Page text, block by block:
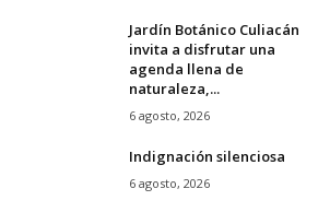
Jardín Botánico Culiacán
invita a disfrutar una
agenda llena de
naturaleza,...
6 agosto, 2026
Indignación silenciosa
6 agosto, 2026